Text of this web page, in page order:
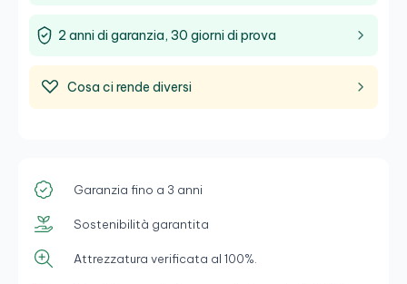
2 anni di garanzia, 30 giorni di prova
Cosa ci rende diversi
Garanzia fino a 3 anni
Sostenibilità garantita
Attrezzatura verificata al 100%.